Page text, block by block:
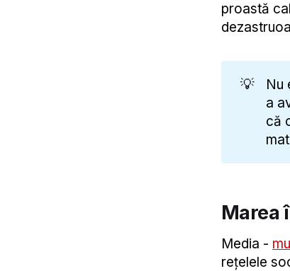
proastă
💡
Nu
a
că
Marea
Media -
rețelele